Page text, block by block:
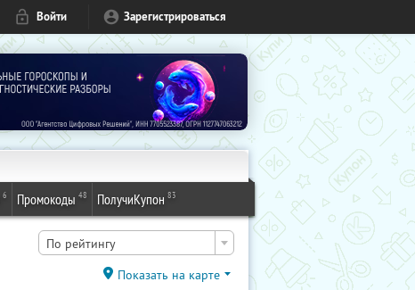
Войти Зарегистрироваться
6 Промокоды 48 ПолучиКупон 83
По рейтингу
Показать на карте